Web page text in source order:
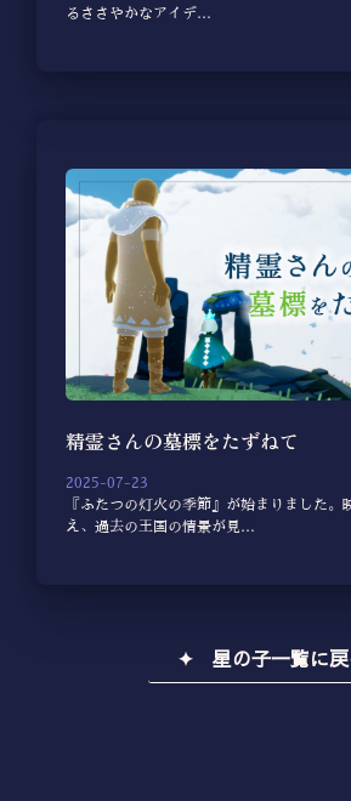
るささやかなアイデ…
精霊さんの墓標をたずねて
2025-07-23
『ふたつの灯火の季節』が始まりました。
え、過去の王国の情景が見…
✦ 星の子一覧に戻